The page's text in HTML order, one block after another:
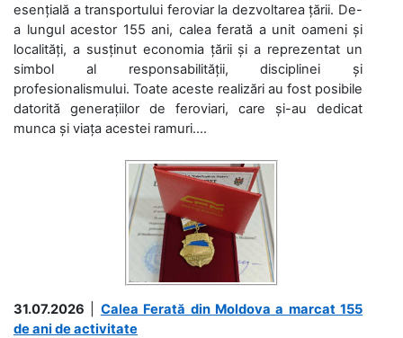
esențială a transportului feroviar la dezvoltarea țării. De-
a lungul acestor 155 ani, calea ferată a unit oameni și
localități, a susținut economia țării și a reprezentat un
simbol al responsabilității, disciplinei și
profesionalismului. Toate aceste realizări au fost posibile
datorită generațiilor de feroviari, care și-au dedicat
munca și viața acestei ramuri....
31.07.2026
Calea Ferată din Moldova a marcat 155
de ani de activitate